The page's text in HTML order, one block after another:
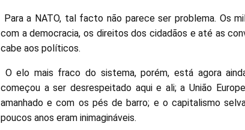
Para a NATO, tal facto não parece ser problema. Os
com a democracia, os direitos dos cidadãos e até as
cabe aos políticos.
O elo mais fraco do sistema, porém, está agora
começou a ser desrespeitado aqui e ali; a União
amanhado e com os pés de barro; e o capitalismo
poucos anos eram inimagináveis.